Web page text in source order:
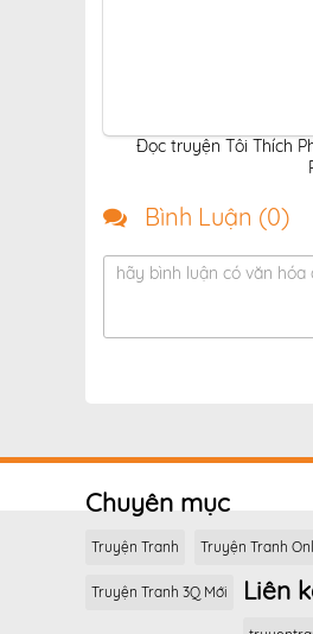
Đọc truyện Tôi Thích
Bình Luận (0)
hãy bình luận có văn
Chuyên mục
Truyện Tranh Truyện Tranh
Truyện Tranh 3Q Mới Liên